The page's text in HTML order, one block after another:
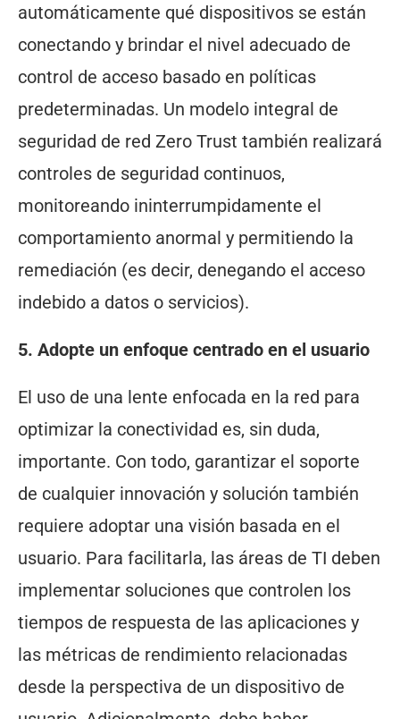
automáticamente qué dispositivos se están
conectando y brindar el nivel adecuado de
control de acceso basado en políticas
predeterminadas. Un modelo integral de
seguridad de red Zero Trust también realizará
controles de seguridad continuos,
monitoreando ininterrumpidamente el
comportamiento anormal y permitiendo la
remediación (es decir, denegando el acceso
indebido a datos o servicios).
5. Adopte un enfoque centrado en el usuario
El uso de una lente enfocada en la red para
optimizar la conectividad es, sin duda,
importante. Con todo, garantizar el soporte
de cualquier innovación y solución también
requiere adoptar una visión basada en el
usuario. Para facilitarla, las áreas de TI deben
implementar soluciones que controlen los
tiempos de respuesta de las aplicaciones y
las métricas de rendimiento relacionadas
desde la perspectiva de un dispositivo de